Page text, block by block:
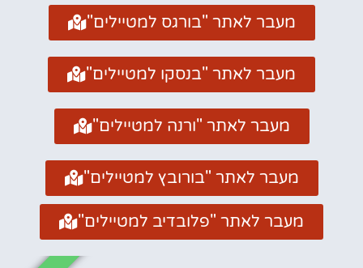
מעבר לאתר "בורגס למטיילים"
מעבר לאתר "בנסקו למטיילים"
מעבר לאתר "ורנה למטיילים"
מעבר לאתר "בורובץ למטיילים"
מעבר לאתר "פלובדיב למטיילים"